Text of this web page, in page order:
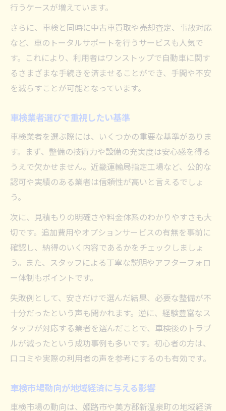
行うケースが増えています。
さらに、車検と同時に中古車買取や売却査定、事故対応
など、車のトータルサポートを行うサービスも人気で
す。これにより、利用者はワンストップで自動車に関す
るさまざまな手続きを済ませることができ、手間や不安
を減らすことが可能となっています。
車検業者選びで重視したい基準
車検業者を選ぶ際には、いくつかの重要な基準がありま
す。まず、整備の技術力や設備の充実度は安心感を得る
うえで欠かせません。近畿運輸局指定工場など、公的な
認可や実績のある業者は信頼性が高いと言えるでしょ
う。
次に、見積もりの明確さや料金体系のわかりやすさも大
切です。追加費用やオプションサービスの有無を事前に
確認し、納得のいく内容であるかをチェックしましょ
う。また、スタッフによる丁寧な説明やアフターフォロ
ー体制もポイントです。
失敗例として、安さだけで選んだ結果、必要な整備が不
十分だったという声も聞かれます。逆に、経験豊富なス
タッフが対応する業者を選んだことで、車検後のトラブ
ルが減ったという成功事例も多いです。初心者の方は、
口コミや実際の利用者の声を参考にするのも有効です。
車検市場動向が地域経済に与える影響
車検市場の動向は、姫路市や美方郡新温泉町の地域経済